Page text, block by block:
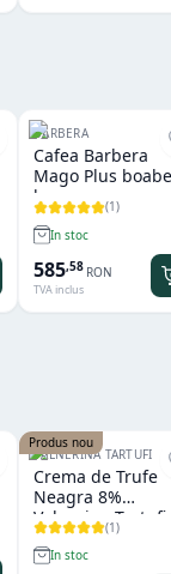
BARBERA
Cafea Barbera
Mago Plus
kg
(1)
In stoc
585,58 RON
TVA inclus
Produs nou
VALNERINA TARTUFI
Crema de Trufe
Neagra 8%
Valnerina Tartufi
500 gr
(1)
In stoc